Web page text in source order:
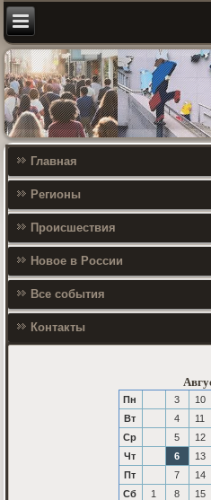
Главная
Регионы
Происшествия
Новое в России
Все события
Контакты
Пн 3 10
Вт
4 11
Ср
5 12
Чт
6 13
Пт
7 14
Сб
1 8 15